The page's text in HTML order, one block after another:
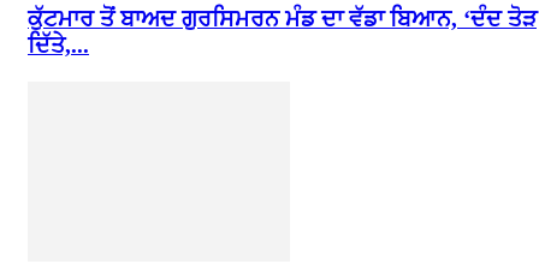
ਕੁੱਟਮਾਰ ਤੋਂ ਬਾਅਦ ਗੁਰਸਿਮਰਨ ਮੰਡ ਦਾ ਵੱਡਾ ਬਿਆਨ, ‘ਦੰਦ ਤੋੜ
ਦਿੱਤੇ,...